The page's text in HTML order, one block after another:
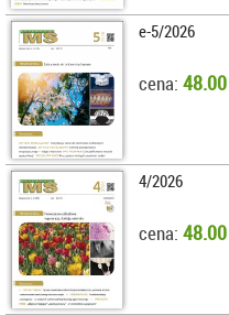
e-5/2026
cena: 48.00
4/2026
cena: 48.00